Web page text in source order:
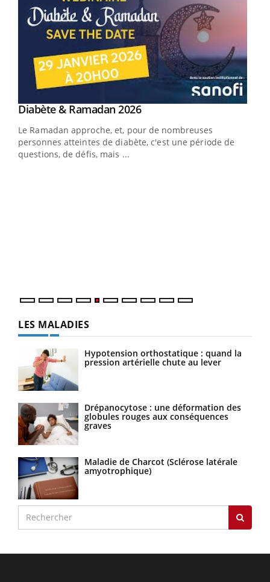
Youtube
Diabète & Ramadan 2026Youtube
Le Ramadan approche, et, pour de nombreuses
personnes atteintes de diabète, c'est une période de
questions, de défis, mais ...
LES MALADIES
Hypotension orthostatique : quand la
pression artérielle chute au lever
Drépanocytose : une déformation des
globules rouges aux conséquences
graves
Maladie de Charcot (Sclérose latérale
amyotrophique)